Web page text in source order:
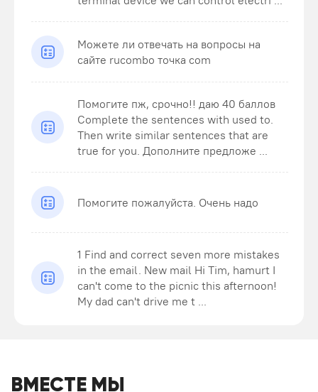
Можете ли отвечать на вопросы на
сайте rucombo точка com
Помогите пж, срочно!! даю 40 баллов
Complete the sentences with used to.
Then write similar sentences that are
true for you. Дополните предложе ...
Помогите пожалуйста. Очень надо
1 Find and correct seven more mistakes
in the email. New mail Hi Tim, hamurt I
can't come to the picnic this afternoon!
My dad can't drive me t ...
ВМЕСТЕ МЫ